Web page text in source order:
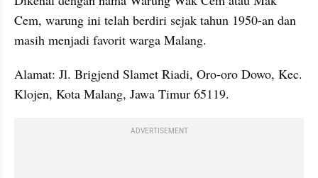
Cem, warung ini telah berdiri sejak tahun 1950-an dan
masih menjadi favorit warga Malang.
Alamat: Jl. Brigjend Slamet Riadi, Oro-oro Dowo, Kec.
Klojen, Kota Malang, Jawa Timur 65119.
ADVERTISEMENT